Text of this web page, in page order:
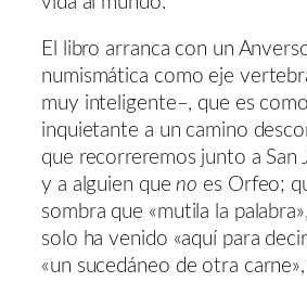
El libro arranca con un
numismática como eje
muy inteligente–, que es
inquietante a un camino
que recorreremos junto a San
y a alguien queno es Orfeo;
sombra que «mutila la
solo ha venido «aquí para
«un sucedáneo de otra